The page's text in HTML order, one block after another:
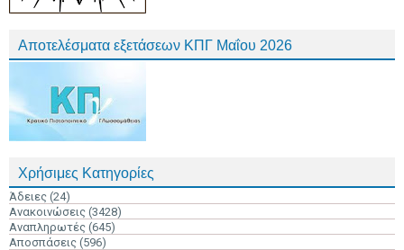
Αποτελέσματα εξετάσεων ΚΠΓ Μαΐου 2026
Χρήσιμες Κατηγορίες
Άδειες (24)
Ανακοινώσεις (3428)
Αναπληρωτές (645)
Αποσπάσεις (596)